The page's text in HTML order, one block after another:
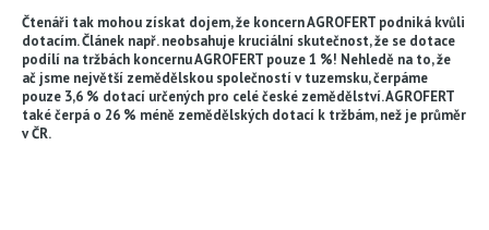
Čtenáři tak mohou získat dojem, že koncern AGROFERT podniká kvůli
dotacím. Článek např. neobsahuje kruciální skutečnost, že se dotace
podílí na tržbách koncernu AGROFERT pouze 1 %! Nehledě na to, že
ač jsme největší zemědělskou společností v tuzemsku, čerpáme
pouze 3,6 % dotací určených pro celé české zemědělství. AGROFERT
také čerpá o 26 % méně zemědělských dotací k tržbám, než je průměr
v ČR.